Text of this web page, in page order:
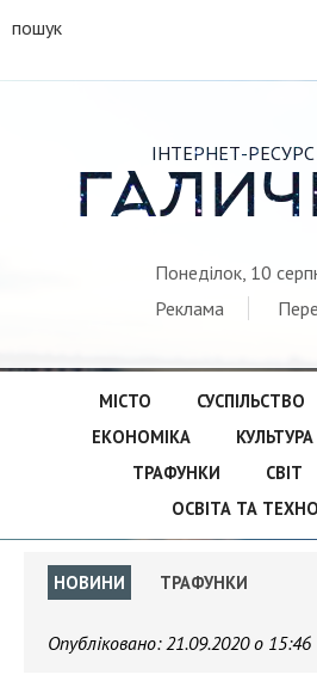
пошук
ІНТЕРНЕТ-РЕСУРС
Понеділок, 10
Реклама
МІСТО СУСПІЛЬСТВО
ЕКОНОМІКА
КУЛЬТУРА
ТРАФУНКИ
СВІТ
ОСВІТА ТА
НОВИНИ ТРАФУНКИ
Опубліковано:21.09.2020 о 15:46